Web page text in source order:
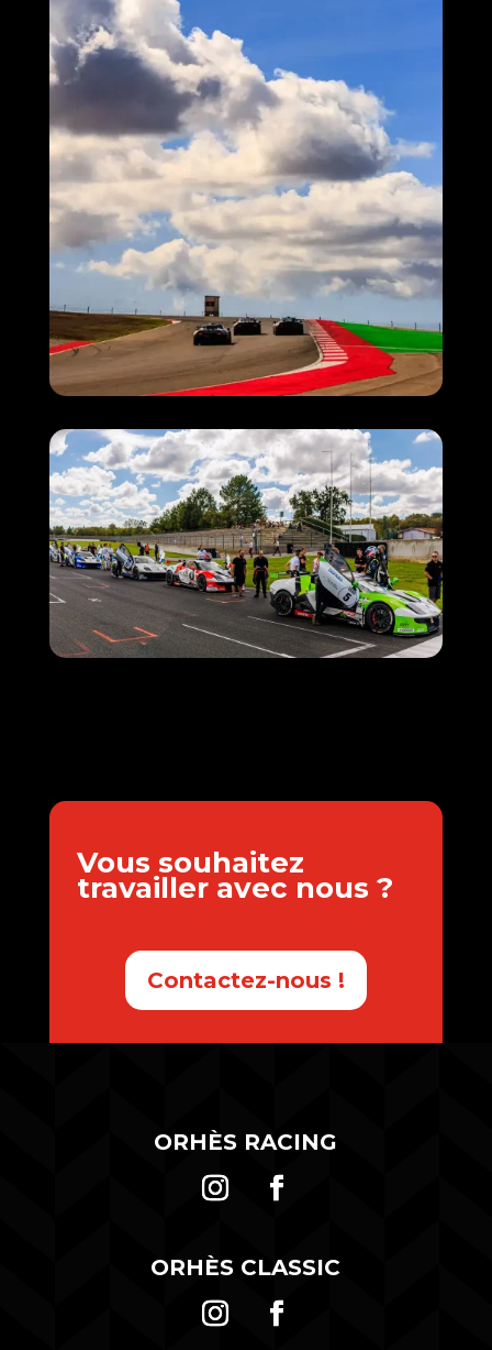
Vous souhaitez
travailler avec nous ?
Contactez-nous !
ORHÈS RACING
ORHÈS CLASSIC